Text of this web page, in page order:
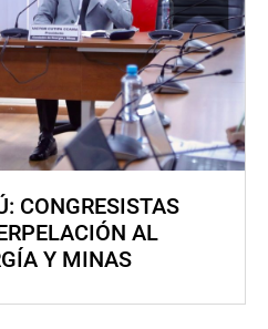
CONGRESISTAS
AL
Y MINAS